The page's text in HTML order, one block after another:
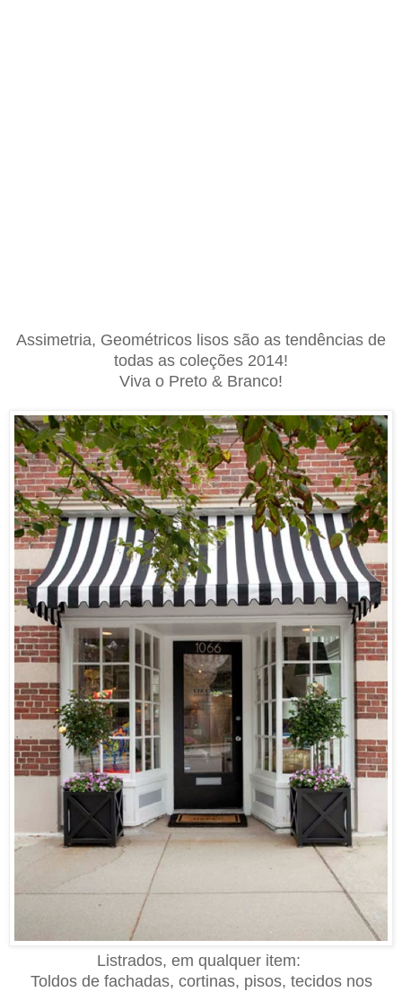
Assimetria, Geométricos lisos são as tendências de
todas as coleções 2014!
Viva o Preto & Branco!
Listrados, em qualquer item:
Toldos de fachadas, cortinas, pisos, tecidos nos